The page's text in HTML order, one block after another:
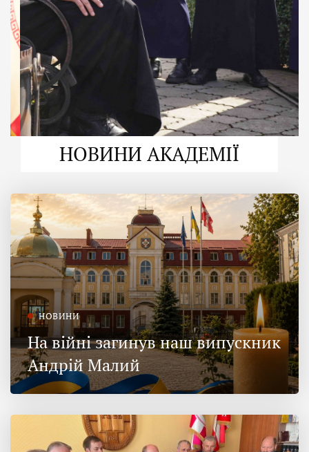
Читати більше
НОВИНИ АКАДЕМІЇ
НОВИНИ
На війні загинув наш випускник
Андрій Малий